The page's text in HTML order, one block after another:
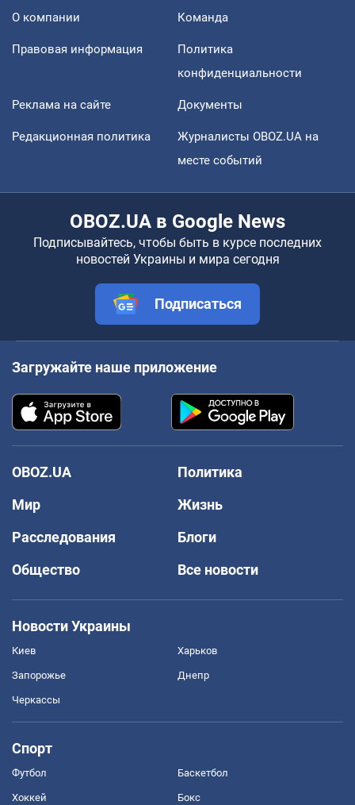
О компании Команда
Правовая информация
Политика
конфиденциальности
Реклама на сайте Документы
Редакционная политика
Журналисты OBOZ.UA на
месте событий
OBOZ.UA в Google News
Подписывайтесь, чтобы быть в курсе последних
новостей Украины и мира сегодня
Подписаться
Загружайте наше приложение
OBOZ.UA
Политика
Мир
Жизнь
Расследования
Блоги
Общество
Все новости
Новости Украины
Киев Харьков
Запорожье Днепр
Черкассы
Спорт
Футбол Баскетбол
Хоккей Бокс